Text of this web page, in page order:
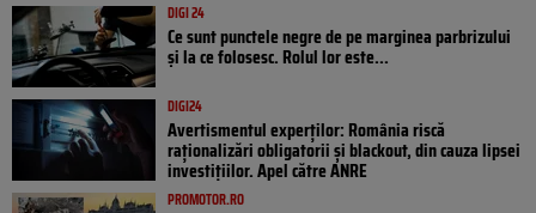
DIGI 24
Ce sunt punctele negre de pe marginea parbrizului
și la ce folosesc. Rolul lor este...
DIGI24
Avertismentul experților: România riscă
raționalizări obligatorii și blackout, din cauza lipsei
investițiilor. Apel către ANRE
PROMOTOR.RO